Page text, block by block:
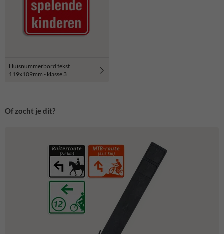
Huisnummerbord tekst
119x109mm - klasse 3
Of zocht je dit?